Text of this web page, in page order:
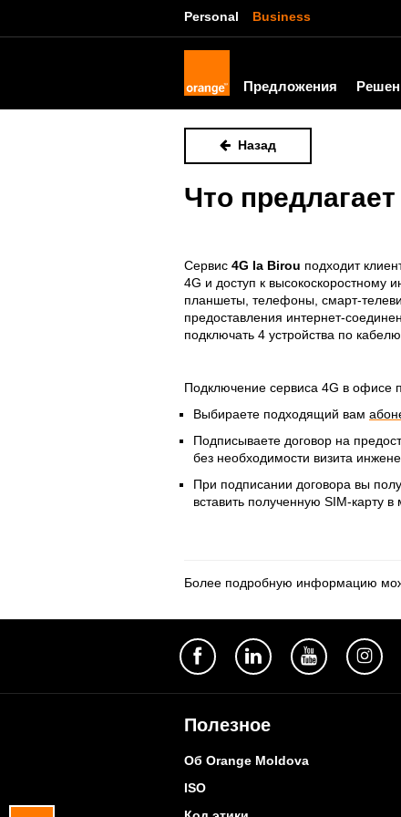
Personal Business
Предложения
Назад
Что
Сервис 4G la Birou подходит
4G и доступ к высокоскоростному
планшеты, телефоны, смарт-
предоставления интернет-
подключать 4 устройства по
Подключение сервиса 4G в офисе
Выбираете подходящий вам
Подписываете договор на
без необходимости визита
При подписании договора вы
вставить полученную SIM-карту
Более подробную информацию
Полезное
Об Orange Moldova
ISO